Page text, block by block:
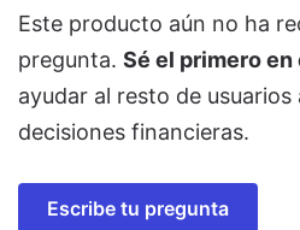
Este producto aún no ha
pregunta. Sé el primero
ayudar al resto de
decisiones financieras.
Escribe tu pregunta